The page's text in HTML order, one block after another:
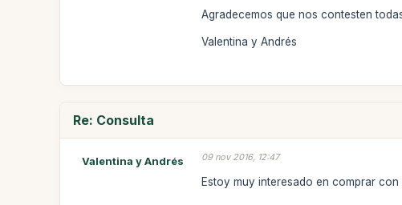
Agradecemos que nos contesten
Valentina y Andrés
Re: Consulta
Valentina y Andrés 09 nov 2016, 12:47
Estoy muy interesado en comprar